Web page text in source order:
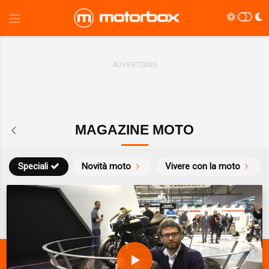
MAGAZINE MOTO
Novità moto Vivere con la moto
Speciali